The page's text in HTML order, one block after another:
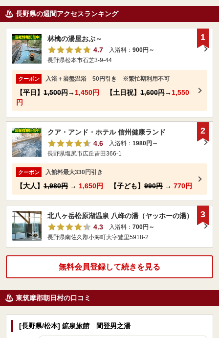
長野県の週間アクセスランキング
林檎の湯屋おぶ～
4.7
入浴料： 900円～
長野県松本市石芝3-9-44
クーポン 入浴＋岩盤温浴 50円引き ※繁忙期利用不可
【平日】 1,500円→ 1,450円 【土日祝】 1,600円→ 1,550
円
1
クア・アンド・ホテル 信州健康ランド
4.6
入浴料： 1980円～
長野県塩尻市広丘吉田366-1
クーポン 入館料最大330円引き
【大人】 1,980円 → 1,650円 【子ども】 990円 → 770円
2
北八ヶ岳松原湖温泉 八峰の湯（ヤッホーの湯）
4.3
入浴料： 700円～
長野県南佐久郡小海町大字豊里5918-2
3
無料会員登録して続きを見る
東筑摩郡朝日村の口コミ
[長野県/松本] 鉱泉旅館 間登男之湯